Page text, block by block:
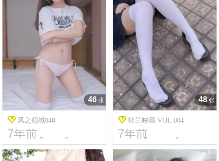
46 张
风之领域040
7年前
8 2010
48 张
轻兰映画 VOL.004
7年前
17 2268